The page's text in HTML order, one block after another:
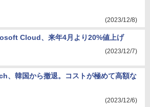
(2023/12/8)
Cloud、来年4月より20%値上げ
(2023/12/7)
、韓国から撤退。コストが極めて高額な
(2023/12/6)